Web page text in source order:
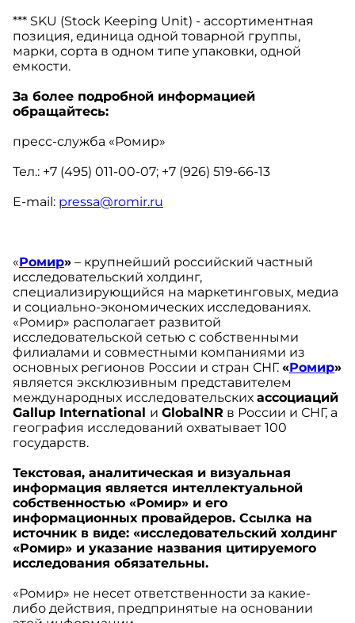
*** SKU (Stock Keeping Unit) - ассортиментная
позиция, единица одной товарной группы,
марки, сорта в одном типе упаковки, одной
емкости.
За более подробной информацией
обращайтесь:
пресс-служба «Ромир»
Тел.: +7 (495) 011-00-07; +7 (926) 519-66-13
E-mail: pressa@romir.ru
«Ромир» – крупнейший российский частный
исследовательский холдинг,
специализирующийся на маркетинговых, медиа
и социально-экономических исследованиях.
«Ромир» располагает развитой
исследовательской сетью с собственными
филиалами и совместными компаниями из
основных регионов России и стран СНГ. «Ромир»
является эксклюзивным представителем
международных исследовательских ассоциаций
Gallup International и GlobalNR в России и СНГ, а
география исследований охватывает 100
государств.
Текстовая, аналитическая и визуальная
информация является интеллектуальной
собственностью «Ромир» и его
информационных провайдеров. Ссылка на
источник в виде: «исследовательский холдинг
«Ромир» и указание названия цитируемого
исследования обязательны.
«Ромир» не несет ответственности за какие-
либо действия, предпринятые на основании